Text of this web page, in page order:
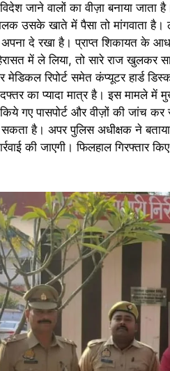
जाने वालों का वीज़ा बनाया
उसके खाते में पैसा तो मांगवाता
अपना दे रखा है। प्राप्त शिकायत के
में ले लिया, तो सारे राज
मेडिकल रिपोर्ट समेत कंप्यूटर हार्ड
का प्यादा मात्र है। इस मामले में
गए पासपोर्ट और वीज़ों की जांच
है। अपर पुलिस अधीक्षक ने
की जाएगी। फिलहाल गिरफ्तार